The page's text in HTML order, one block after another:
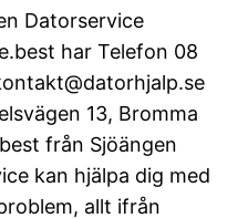
Datorservice
har Telefon 08
13, Bromma
från Sjöängen
kan hjälpa dig med
allt ifrån